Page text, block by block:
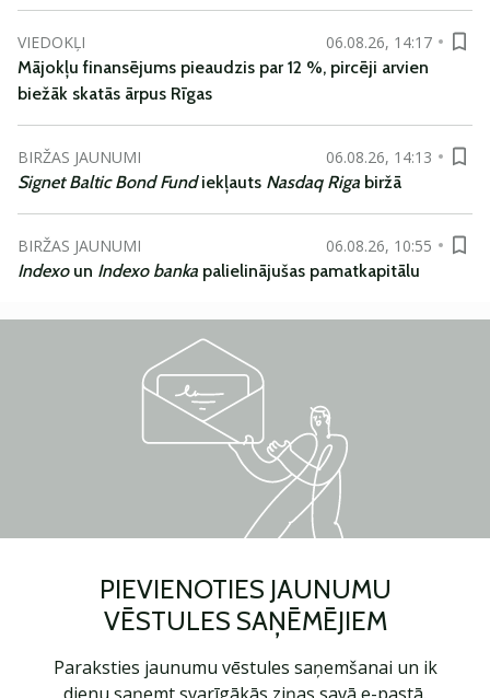
VIEDOKĻI
06.08.26, 14:17
Mājokļu finansējums pieaudzis par 12 %, pircēji arvien
biežāk skatās ārpus Rīgas
BIRŽAS JAUNUMI
06.08.26, 14:13
Signet Baltic Bond Fundiekļauts Nasdaq Riga biržā
BIRŽAS JAUNUMI
06.08.26, 10:55
Indexoun Indexo banka palielinājušas pamatkapitālu
PIEVIENOTIES JAUNUMU
VĒSTULES SAŅĒMĒJIEM
Paraksties jaunumu vēstules saņemšanai un ik